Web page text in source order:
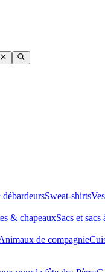
Sweat-shirts
& chapeauxSacs et sacs
de compagnie